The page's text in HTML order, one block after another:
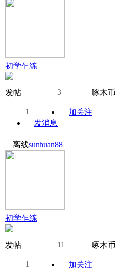
初学乍练
发帖 3 啄木币
1
加关注
发消息
离线sunhuan88
初学乍练
发帖 11 啄木币
1
加关注